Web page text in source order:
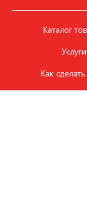
Каталог
Услуги
Как сделать